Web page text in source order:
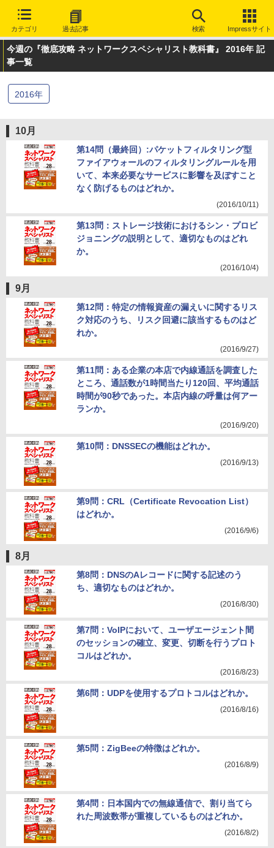
カテゴリ 過去記事 検索 Impressサイト
今週の『徹底攻略 ネットワークスペシャリスト教科書』 2016年 記
事一覧
2016年
10月
第14問（最終回）:パケットフィルタリング型
ファイアウォールのフィルタリングルールを用
いて、本来必要なサービスに影響を及ぼすこと
なく防げるものはどれか。
(2016/10/11)
第13問：ストレージ技術におけるシン・プロビ
ジョニングの説明として、適切なものはどれ
か。
(2016/10/4)
9月
第12問：特定の情報資産の漏えいに関するリス
ク対応のうち、リスク回避に該当するものはど
れか。
(2016/9/27)
第11問：ある企業の本店で内線通話を調査した
ところ、通話数が1時間当たり120回、平均通話
時間が90秒であった。本店内線の呼量は何アー
ランか。
(2016/9/20)
第10問：DNSSECの機能はどれか。
(2016/9/13)
第9問：CRL（Certificate Revocation List）
はどれか。
(2016/9/6)
8月
第8問：DNSのAレコードに関する記述のう
ち、適切なものはどれか。
(2016/8/30)
第7問：VoIPにおいて、ユーザエージェント間
のセッションの確立、変更、切断を行うプロト
コルはどれか。
(2016/8/23)
第6問：UDPを使用するプロトコルはどれか。
(2016/8/16)
第5問：ZigBeeの特徴はどれか。
(2016/8/9)
第4問：日本国内での無線通信で、割り当てら
れた周波数帯が重複しているものはどれか。
(2016/8/2)